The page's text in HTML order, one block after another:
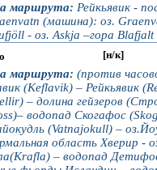
маршрута: Рейкьявик -
(машина): оз.
- оз. Askja –гора
[н/к]
маршрута: (против
(Keflavik) – Рейкьявик
– долина гейзеров
водопад Скогафос
(Vatnajokull) –
область Хверир -
– водопад